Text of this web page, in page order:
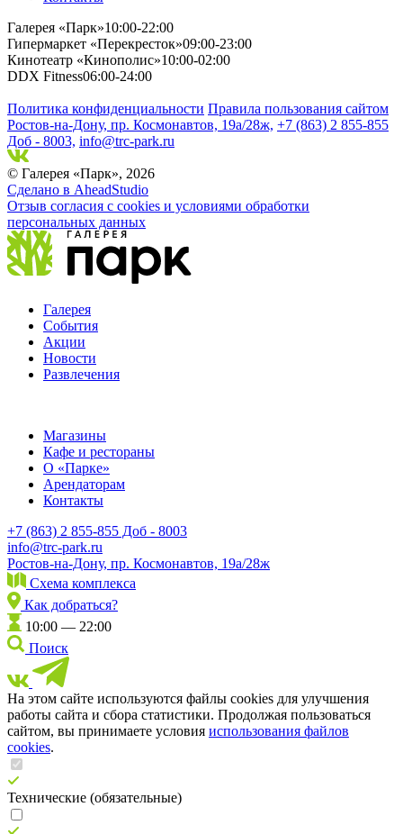
Галерея «Парк»10:00-22:00
Гипермаркет «Перекресток»09:00-23:00
Кинотеатр «Кинополис»10:00-02:00
DDX Fitness06:00-24:00
Политика конфиденциальности Правила пользования сайтом
Ростов-на-Дону, пр. Космонавтов, 19а/28ж, +7 (863) 2 855-855
Доб - 8003, info@trc-park.ru
© Галерея «Парк», 2026
Сделано в AheadStudio
Отзыв согласия с cookies и условиями обработки
персональных данных
Галерея
События
Акции
Новости
Развлечения
Магазины
Кафе и рестораны
О «Парке»
Арендаторам
Контакты
+7 (863) 2 855-855 Доб - 8003
info@trc-park.ru
Ростов-на-Дону, пр. Космонавтов, 19а/28ж
Схема комплекса
Как добраться?
10:00 — 22:00
Поиск
На этом сайте используются файлы cookies для улучшения
работы сайта и сбора статистики. Продолжая пользоваться
сайтом, вы принимаете условия использования файлов
cookies.
Технические (обязательные)